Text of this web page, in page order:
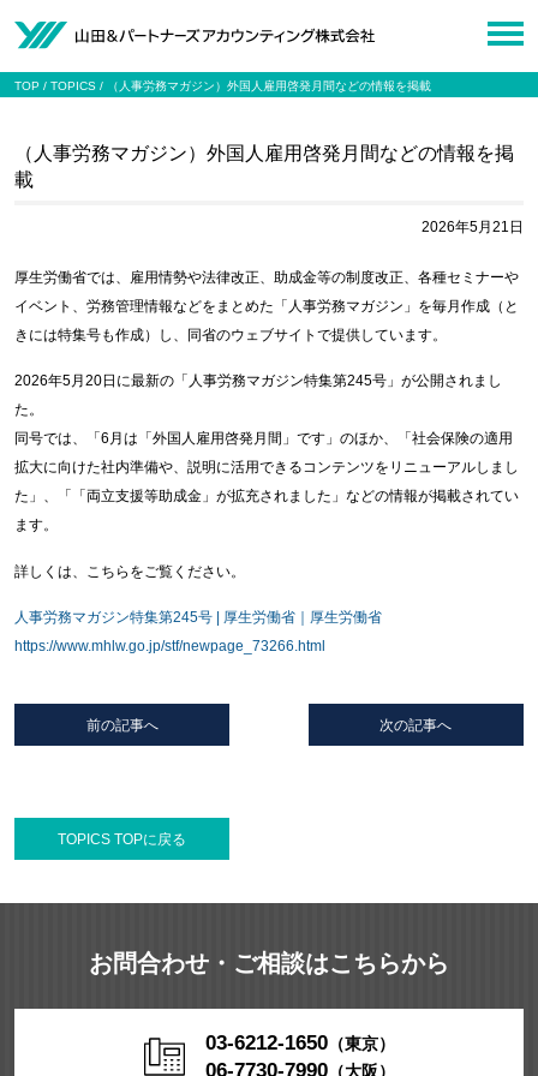
TOP TOPICS （人事労務マガジン）外国人雇用啓発月間などの情報を掲載
（人事労務マガジン）外国人雇用啓発月間などの情報を掲
載
2026年5月21日
厚生労働省では、雇用情勢や法律改正、助成金等の制度改正、各種セミナーや
イベント、労務管理情報などをまとめた「人事労務マガジン」を毎月作成（と
きには特集号も作成）し、同省のウェブサイトで提供しています。
2026年5月20日に最新の「人事労務マガジン特集第245号」が公開されまし
た。
同号では、「6月は「外国人雇用啓発月間」です」のほか、「社会保険の適用
拡大に向けた社内準備や、説明に活用できるコンテンツをリニューアルしまし
た」、「「両立支援等助成金」が拡充されました」などの情報が掲載されてい
ます。
詳しくは、こちらをご覧ください。
人事労務マガジン特集第245号 | 厚生労働省｜厚生労働省
https://www.mhlw.go.jp/stf/newpage_73266.html
前の記事へ 次の記事へ
TOPICS TOPに戻る
お問合わせ・ご相談はこちらから
03-6212-1650（東京）
06-7730-7990（大阪）